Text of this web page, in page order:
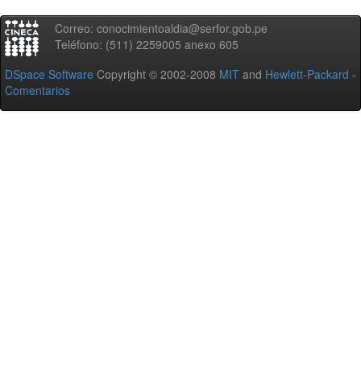
Correo: conocimientoaldia@serfor.gob.pe
Teléfono: (511) 2259005 anexo 605
DSpace Software Copyright © 2002-2008 MIT and Hewlett-Packard -
Comentarios